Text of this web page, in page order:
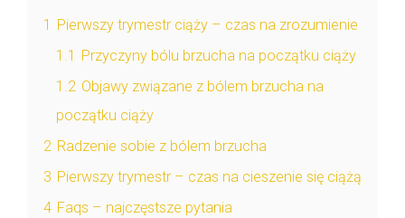
1
Pierwszy trymestr ciąży – czas na zrozumienie
1.1
Przyczyny bólu brzucha na początku ciąży
1.2 Objawy związane z bólem brzucha na
początku ciąży
2 Radzenie sobie z bólem brzucha
3 Pierwszy trymestr – czas na cieszenie się ciążą
4 Faqs – najczęstsze pytania